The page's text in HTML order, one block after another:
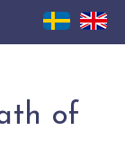
of